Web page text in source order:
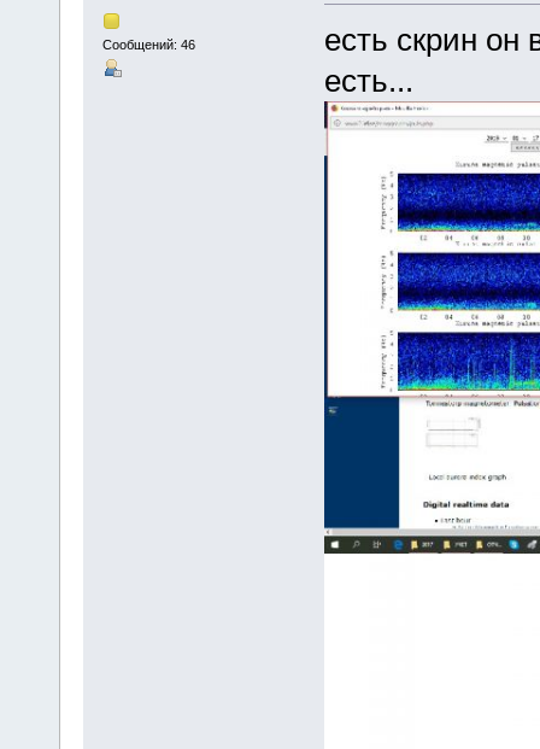
Сообщений: 46
есть скрин он
есть...